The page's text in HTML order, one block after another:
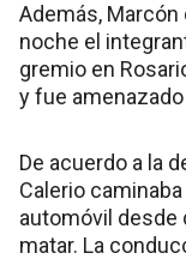
Además,
noche el
gremio en
y fue
De acuerdo a la
Calerio
automóvil desde
matar. La